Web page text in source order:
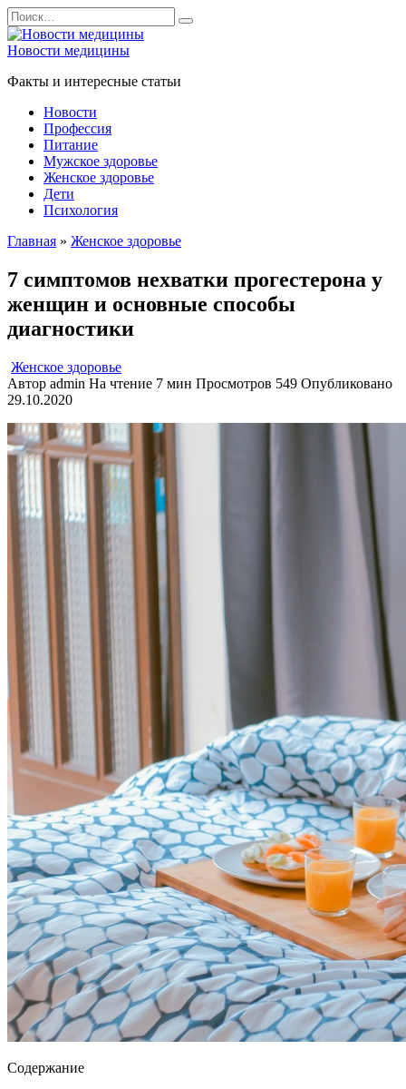
Перейти
к
содержанию
Search
for:
Новости медицины
Факты и интересные статьи
Новости
Профессия
Питание
Мужское здоровье
Женское здоровье
Дети
Психология
Главная » Женское здоровье
7 симптомов нехватки прогестерона у
женщин и основные способы
диагностики
Женское здоровье
Автор admin На чтение 7 мин Просмотров 549 Опубликовано
29.10.2020
Содержание